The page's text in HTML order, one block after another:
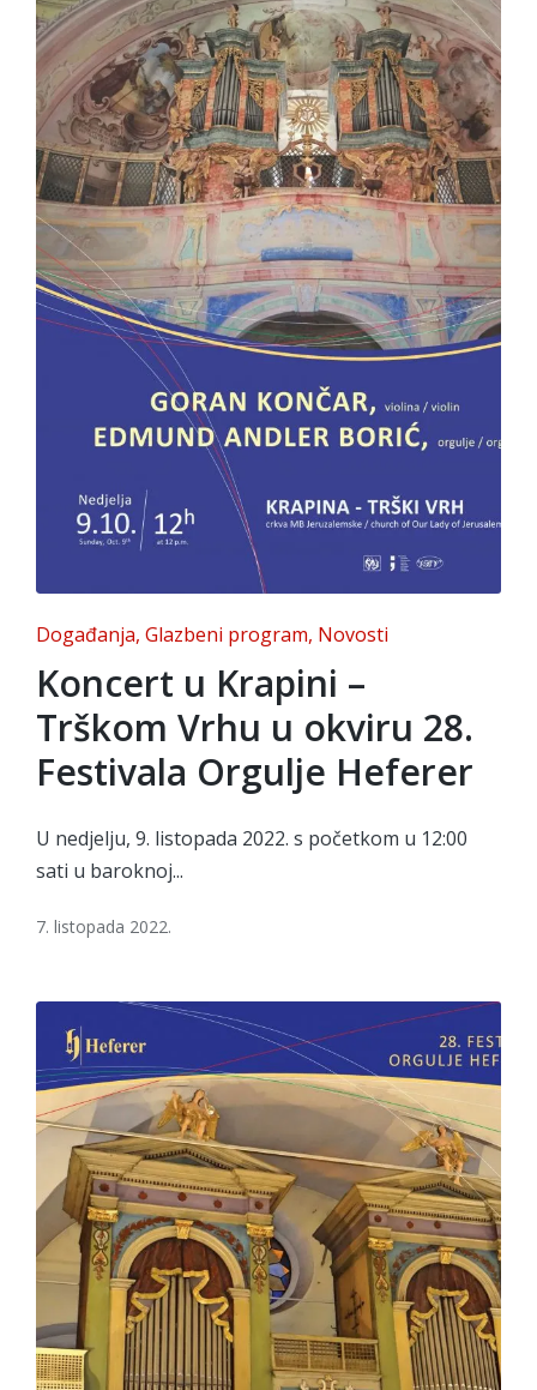
Posted
in
Događanja Glazbeni program Novosti
Koncert u Krapini –
Trškom Vrhu u okviru 28.
Festivala Orgulje Heferer
U nedjelju, 9. listopada 2022. s početkom u 12:00
sati u baroknoj...
7. listopada 2022.